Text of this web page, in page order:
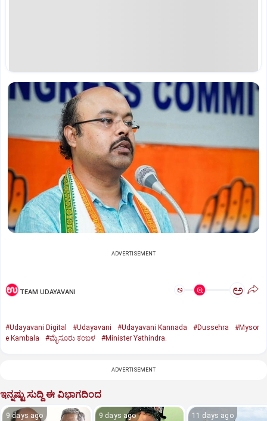
ADVERTISEMENT
TEAM UDAYAVANI ಅ ಅ
#Udayavani Digital #Udayavani #Udayavani Kannada #Dussehra
#Mysor
e Kambala
#ಮೈಸೂರು ಕಂಬಳ #Minister Yathindra.
ADVERTISEMENT
ಇನ್ನಷ್ಟು ಸುದ್ದಿ ಈ ವಿಭಾಗದಿಂದ
9 days ago 9 days ago 11 days ago